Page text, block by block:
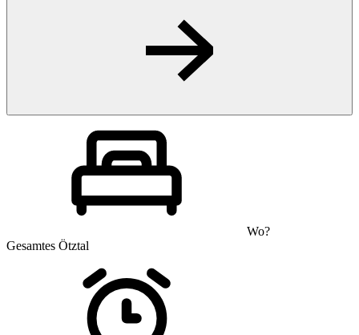
Wo?
Gesamtes Ötztal